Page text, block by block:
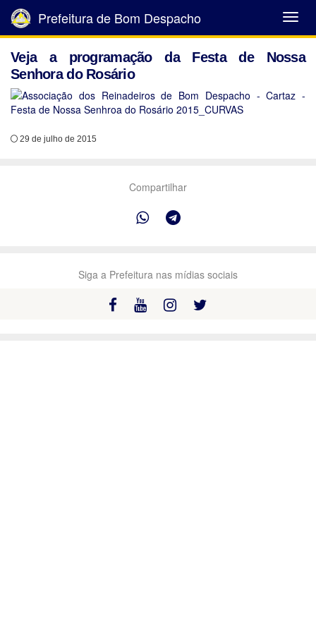
Abrir
Menu
Prefeitura de Bom Despacho
Veja a programação da Festa de Nossa
Senhora do Rosário
29 de julho de 2015
Compartilhar
Siga a Prefeitura nas mídias sociais